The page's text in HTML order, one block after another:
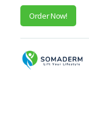
Order Now!